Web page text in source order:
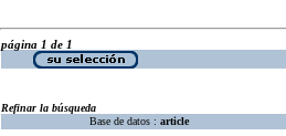
página 1 de 1
Refinar la búsqueda
Base de datos : article